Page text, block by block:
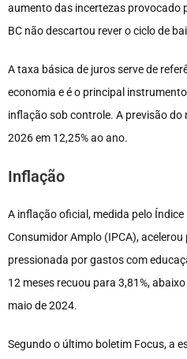
aumento das incertezas provocado
BC não descartou rever o ciclo de
A taxa básica de juros serve de
economia e é o principal
inflação sob controle. A previsão do
2026 em 12,25% ao ano.
Inflação
A inflação oficial, medida pelo
Consumidor Amplo (IPCA), acelerou
pressionada por gastos com
12 meses recuou para 3,81%,
maio de 2024.
Segundo o último boletim Focus, a